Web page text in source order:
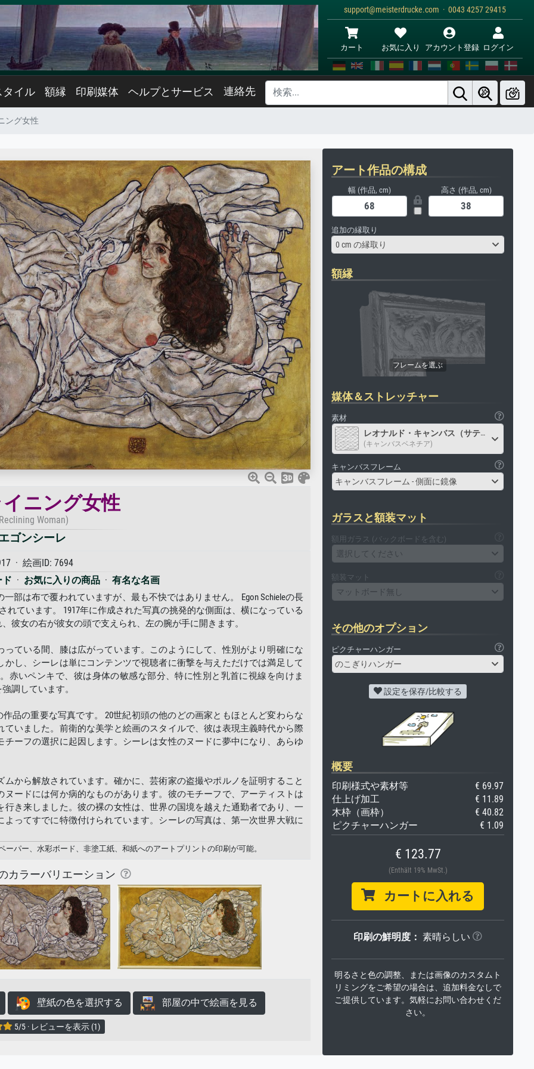
support@meisterdrucke.com · 0043 4257 29415
カート お気に入り アカウント登録 ログイン
タイル 額縁 印刷媒体 ヘルプとサービス 連絡先
ング女性
ニング女性
Woman)
ゴンシーレ
· 絵画ID: 7694
· お気に入りの商品 · 有名な名画
部は布で覆われていますが、最も不快ではありません。 Egon Schieleの長
れています。 1917年に作成された写真の挑発的な側面は、横になっている
彼女の右が彼女の頭で支えられ、左の腕が手に開きます。
ている間、膝は広がっています。このようにして、性別がより明確にな
し、シーレは単にコンテンツで視聴者に衝撃を与えただけでは満足して
赤いペンキで、彼は身体の敏感な部分、特に性別と乳首に視線を向けま
調しています。
品の重要な写真です。 20世紀初頭の他のどの画家ともほとんど変わらな
いました。前衛的な美学と絵画のスタイルで、彼は表現主義時代から際
ーフの選択に起因します。シーレは女性のヌードに夢中になり、あらゆ
から解放されています。確かに、芸術家の盗撮やポルノを証明すること
ードには何か病的なものがあります。彼のモチーフで、アーティストは
き来しました。彼の裸の女性は、世界の国境を越えた通勤者であり、一
ってすでに特徴付けられています。シーレの写真は、第一次世界大戦に
パー、水彩ボード、非塗工紙、和紙へのアートプリントの印刷が可能。
カラーバリエーション
壁紙の色を選択する 部屋の中で絵画を見る
5/5 · レビューを表示 (1)
アート作品の構成
幅 (作品, cm) 高さ (作品, cm)
追加の縁取り
0 cm の縁取り
額縁
媒体＆ストレッチャー
素材
レオナルド・キャンバス（サテン）
(キャンバスベネチア)
キャンバスフレーム
キャンバスフレーム - 側面に鏡像
ガラスと額装マット
額用ガラス (バックボードを含む)
選択してください
額装マット
マットボード無し
その他のオプション
ピクチャーハンガー
のこぎりハンガー
設定を保存/比較する
概要
印刷様式や素材等
€ 69.97
仕上げ加工
€ 11.89
木枠（画枠）
€ 40.82
ピクチャーハンガー
€ 1.09
€ 123.77
(Enthält 19% MwSt.)
カートに入れる
印刷の鮮明度： 素晴らしい
明るさと色の調整、または画像のカスタムト
リミングをご希望の場合は、追加料金なしで
ご提供しています。気軽にお問い合わせくだ
さい。